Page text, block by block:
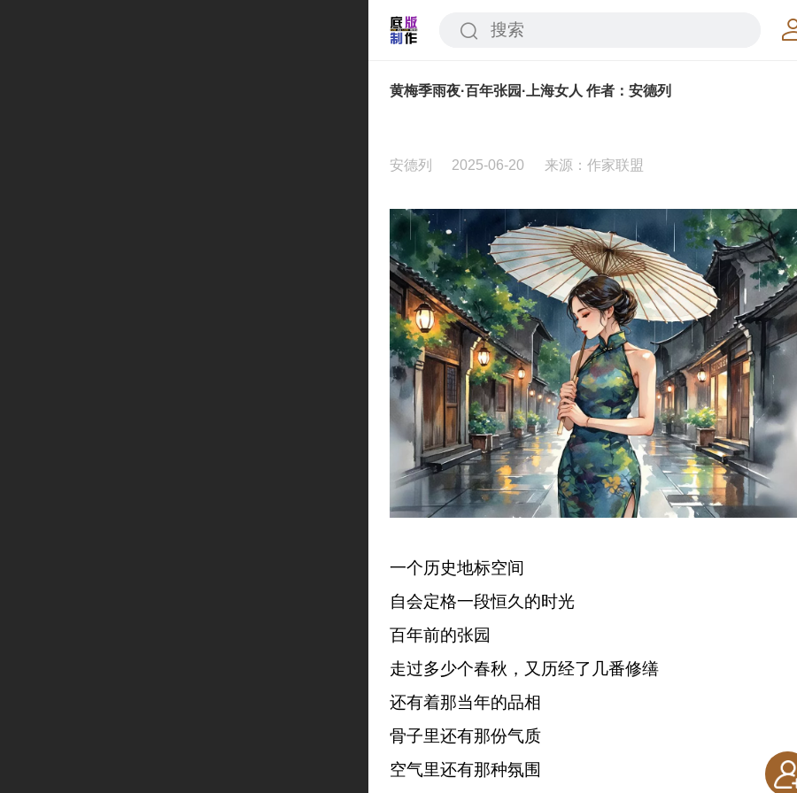
黄梅季雨夜·百年张园·上海女人 作者：安德列
安德列 2025-06-20 来源：作家联盟
一个历史地标空间
自会定格一段恒久的时光
百年前的张园
走过多少个春秋，又历经了几番修缮
还有着那当年的品相
骨子里还有那份气质
空气里还有那种氛围